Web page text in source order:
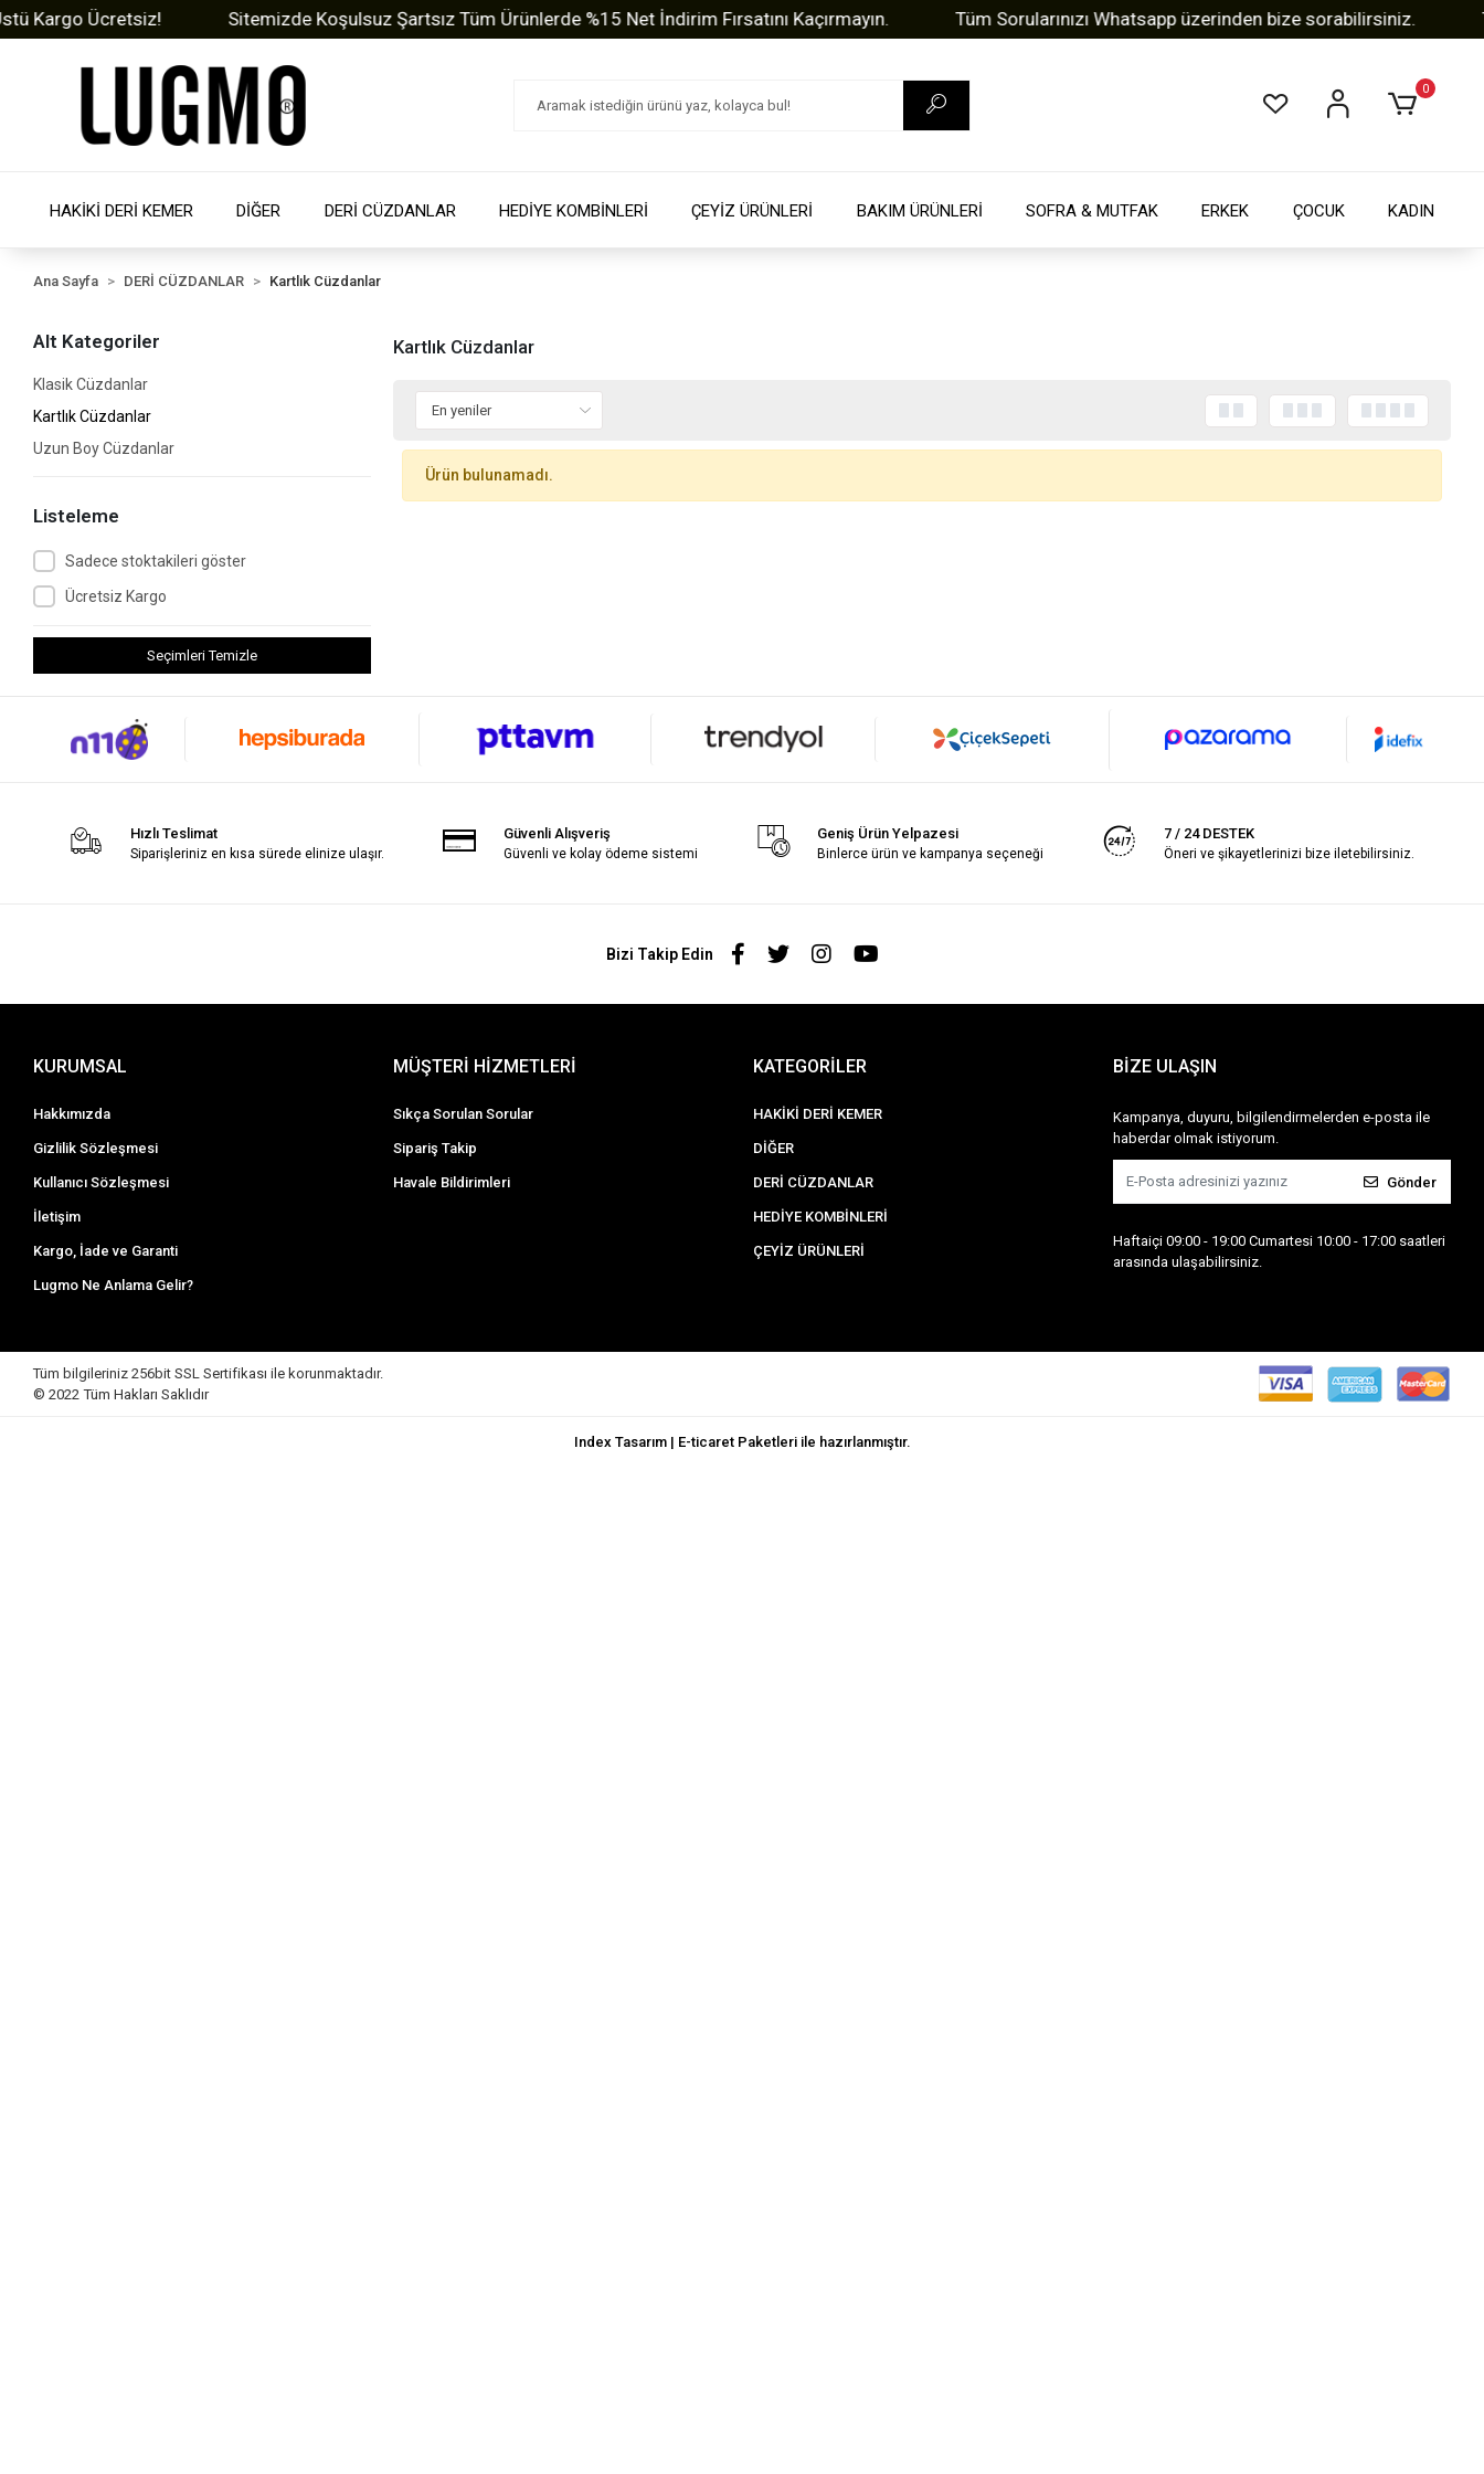
Ücretsiz! Sitemizde Koşulsuz Şartsız Tüm Ürünlerde %15 Net İndirim Fırsatını Kaçırmayın. Tüm Sorularınızı Whatsapp üzerinden bize sorabilirsiniz.
0
HAKİKİ DERİ KEMER DİĞER DERİ CÜZDANLAR HEDİYE KOMBİNLERİ ÇEYİZ ÜRÜNLERİ BAKIM ÜRÜNLERİ SOFRA & MUTFAK ERKEK ÇOCUK KADIN
Ana Sayfa DERİ CÜZDANLAR Kartlık Cüzdanlar
Alt Kategoriler
Klasik Cüzdanlar
Kartlık Cüzdanlar
Uzun Boy Cüzdanlar
Listeleme
Sadece stoktakileri göster
Ücretsiz Kargo
Seçimleri Temizle
Kartlık Cüzdanlar
Ürün bulunamadı.
Hızlı Teslimat
Siparişleriniz en kısa sürede elinize ulaşır.
Güvenli Alışveriş
Güvenli ve kolay ödeme sistemi
Geniş Ürün Yelpazesi
Binlerce ürün ve kampanya seçeneği
7 / 24 DESTEK
Öneri ve şikayetlerinizi bize iletebilirsiniz.
Bizi Takip Edin
KURUMSAL
Hakkımızda
Gizlilik Sözleşmesi
Kullanıcı Sözleşmesi
İletişim
Kargo, İade ve Garanti
Lugmo Ne Anlama Gelir?
MÜŞTERİ HİZMETLERİ
Sıkça Sorulan Sorular
Sipariş Takip
Havale Bildirimleri
KATEGORİLER
HAKİKİ DERİ KEMER
DİĞER
DERİ CÜZDANLAR
HEDİYE KOMBİNLERİ
ÇEYİZ ÜRÜNLERİ
BİZE ULAŞIN
Kampanya, duyuru, bilgilendirmelerden e-posta ile
haberdar olmak istiyorum.
Gönder
Haftaiçi 09:00 - 19:00 Cumartesi 10:00 - 17:00 saatleri
arasında ulaşabilirsiniz.
Tüm bilgileriniz 256bit SSL Sertifikası ile korunmaktadır.
© 2022Tüm Hakları Saklıdır
Index Tasarım | E-ticaret Paketleri ile hazırlanmıştır.